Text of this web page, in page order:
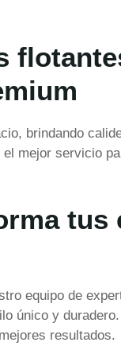
brindando
mejor servicio
equipo de
único y
resultados.